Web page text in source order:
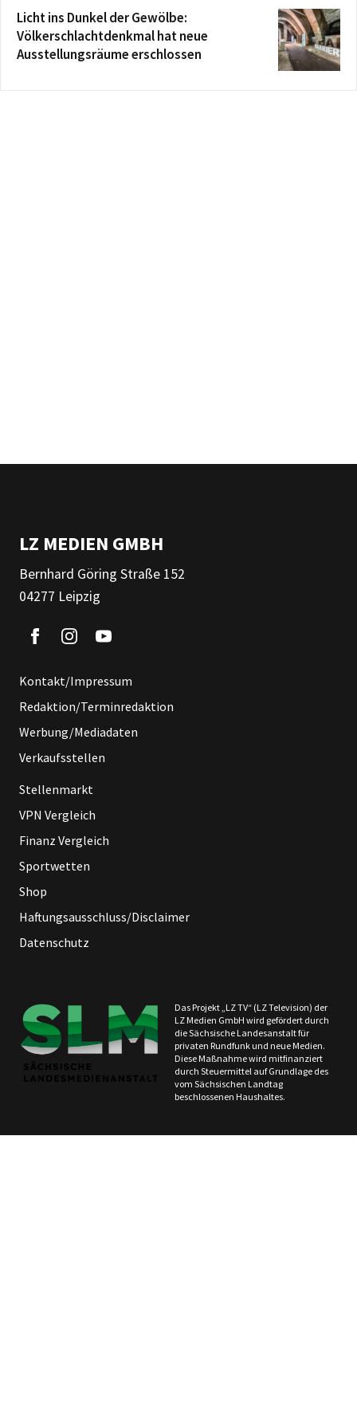
Licht ins Dunkel der Gewölbe:
Völkerschlachtdenkmal hat neue
Ausstellungsräume erschlossen
LZ MEDIEN GMBH
Bernhard Göring Straße 152
04277 Leipzig
Kontakt/Impressum
Redaktion/Terminredaktion
Werbung/Mediadaten
Verkaufsstellen
Stellenmarkt
VPN Vergleich
Finanz Vergleich
Sportwetten
Shop
Haftungsausschluss/Disclaimer
Datenschutz
Das Projekt „LZ TV“ (LZ Television) der
LZ Medien GmbH wird gefördert durch
die Sächsische Landesanstalt für
privaten Rundfunk und neue Medien.
Diese Maßnahme wird mitfinanziert
durch Steuermittel auf Grundlage des
vom Sächsischen Landtag
beschlossenen Haushaltes.